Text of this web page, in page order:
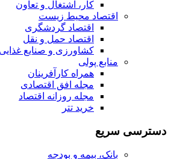
کار، اشتغال و تعاون
اقتصاد محیط زیست
اقتصاد گردشگری
اقتصاد حمل و نقل
کشاورزی و صنایع غذایی
منابع پولی
همراه کارآفرینان
مجله افق اقتصادی
مجله روزانه اقتصاد
خرید تتر
دسترسی سریع
بانک، بیمه و بودجه